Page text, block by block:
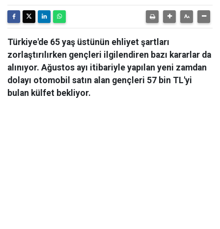
Türkiye'de 65 yaş üstünün ehliyet şartları
zorlaştırılırken gençleri ilgilendiren bazı kararlar da
alınıyor. Ağustos ayı itibariyle yapılan yeni zamdan
dolayı otomobil satın alan gençleri 57 bin TL'yi
bulan külfet bekliyor.